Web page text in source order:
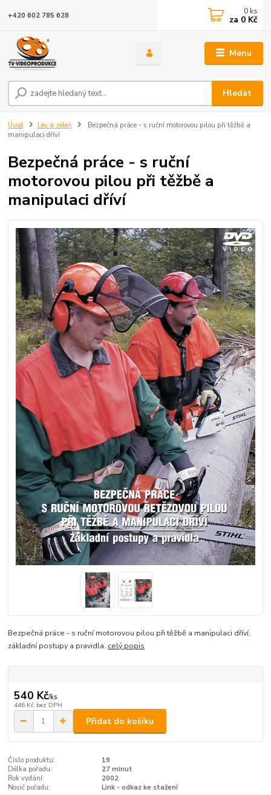
Menu
Hledat
+420 602 785 628 0 ks
za 0 Kč
Úvod Les a zeleň
Bezpečná práce - s ruční motorovou pilou při těžbě a
manipulaci dříví
Bezpečná práce - s ruční
motorovou pilou při těžbě a
manipulaci dříví
Bezpečná práce - s ruční motorovou pilou při těžbě a manipulaci dříví,
základní postupy a pravidla. celý popis
540 Kč/ks
446 Kč bez DPH
Přidat do košíku
Číslo produktu:
19
Délka pořadu:
27 minut
Rok vydání:
2002
Nosič pořadu:
Link - odkaz ke stažení